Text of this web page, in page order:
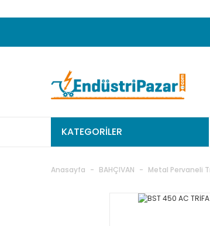
20.000TL ve Üzeri
KATEGORİLER
Anasayfa BAHÇIVAN Metal Pervaneli